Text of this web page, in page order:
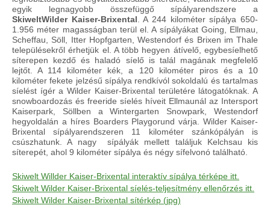
egyik legnagyobb összefüggő sípályarendszere a
SkiweltWilder Kaiser-Brixental . A 244 kilométer sípálya 650-
1.956 méter magasságban terül el. A sípályákat Going, Ellmau,
Scheffau, Söll, Itter Hopfgarten, Westendorf és Brixen im Thale
településekről érhetjük el. A több hegyen átívelő, egybesíelhető
síterepen kezdő és haladó síelő is talál magának megfelelő
lejtőt. A 114 kilométer kék, a 120 kilométer piros és a 10
kilométer fekete jelzésű sípálya rendkívól sokoldalú és tartalmas
síelést ígér a Wilder Kaiser-Brixental területére látogatóknak. A
snowboardozás és freeride síelés híveit Ellmaunál az Intersport
Kaiserpark, Söllben a Wintergarten Snowpark, Westendorf
hegyoldalán a híres Boarders Playgorund várja. Wilder Kaiser-
Brixental sípályarendszeren 11 kilométer szánkópályán is
csúszhatunk. A nagy sípályák mellett találjuk Kelchsau kis
síterepét, ahol 9 kilométer sípálya és négy sífelvonó található.
Skiwelt Willder Kaiser-Brixental interaktív sípálya térképe itt.
Skiwelt Wilder Kaiser-Brixental síelés-teljesítmény ellenőrzés itt.
Skiwelt Wilder Kaiser-Brixental sítérkép (jpg)